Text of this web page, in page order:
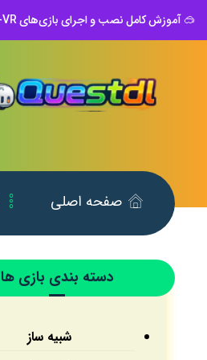
🥽 آموزش کامل نصب و اجرای بازی‌های PC-VR روی هدست Meta Quest
صفحه اصلی
دسته بندی بازی ها
شبیه ساز